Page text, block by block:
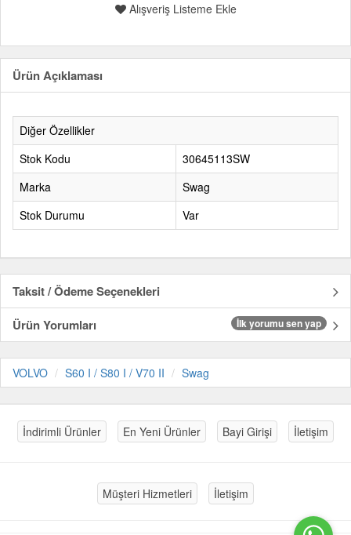
Alışveriş Listeme Ekle
Ürün Açıklaması
Diğer Özellikler
Stok Kodu
30645113SW
Marka
Swag
Stok Durumu
Var
Taksit / Ödeme Seçenekleri
Ürün Yorumları
İlk yorumu sen yap
VOLVO S60 I / S80 I / V70 II Swag
İndirimli Ürünler En Yeni Ürünler Bayi Girişi İletişim
Müşteri Hizmetleri İletişim